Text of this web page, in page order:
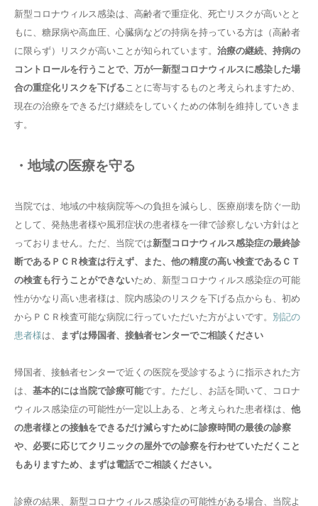
新型コロナウィルス感染は、高齢者で重症化、死亡リスクが高いとと
もに、糖尿病や高血圧、心臓病などの持病を持っている方は（高齢者
に限らず）リスクが高いことが知られています。 治療の継続、持病の
コントロールを行うことで、万が一新型コロナウィルスに感染した場
合の重症化リスクを下げることに寄与するものと考えられますため、
現在の治療をできるだけ継続をしていくための体制を維持していきま
す。
・地域の医療を守る
当院では、地域の中核病院等への負担を減らし、医療崩壊を防ぐ一助
として、発熱患者様や風邪症状の患者様を一律で診察しない方針はと
っておりません。ただ、当院では新型コロナウィルス感染症の最終診
断であるＰＣＲ検査は行えず、また、他の精度の高い検査であるＣＴ
の検査も行うことができないため、新型コロナウィルス感染症の可能
性がかなり高い患者様は、院内感染のリスクを下げる点からも、初め
からＰＣＲ検査可能な病院に行っていただいた方がよいです。 別記の
患者様は、 まずは帰国者、接触者センターでご相談ください
帰国者、接触者センターで近くの医院を受診するように指示された方
は、 基本的には当院で診療可能です。ただし、お話を聞いて、コロナ
ウィルス感染症の可能性が一定以上ある、と考えられた患者様は、 他
の患者様との接触をできるだけ減らすために診療時間の最後の診察
や、必要に応じてクリニックの屋外での診察を行わせていただくこと
もありますため、まずは電話でご相談ください。
診療の結果、新型コロナウィルス感染症の可能性がある場合、当院よ